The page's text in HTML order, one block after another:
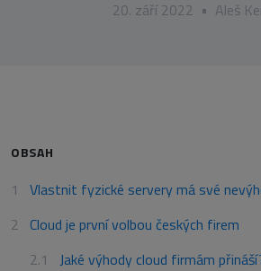
20. září 2022 • Aleš
OBSAH
Vlastnit fyzické servery má své
Cloud je první volbou českých firem
Jaké výhody cloud firmám